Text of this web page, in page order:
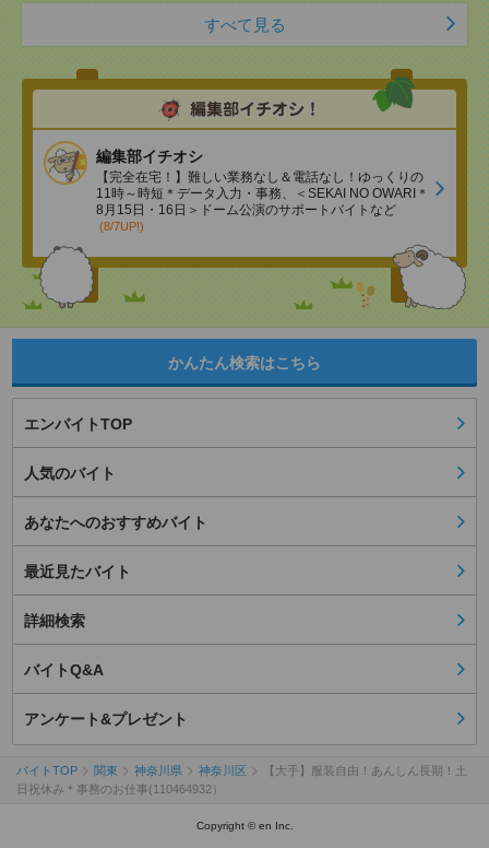
すべて見る
編集部イチオシ
【完全在宅！】難しい業務なし＆電話なし！ゆっくりの
11時～時短＊データ入力・事務、＜SEKAI NO OWARI＊
8月15日・16日＞ドーム公演のサポートバイトなど
(8/7UP!)
かんたん検索はこちら
エンバイトTOP
人気のバイト
あなたへのおすすめバイト
最近見たバイト
詳細検索
バイトQ&A
アンケート&プレゼント
バイトTOP 関東 神奈川県 神奈川区
【大手】服装自由！あんしん長期！土
日祝休み＊事務のお仕事(110464932）
Copyright © en Inc.